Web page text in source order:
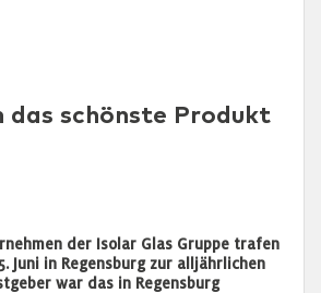
das schönste Produkt
der Isolar Glas Gruppe trafen
Juni in Regensburg zur alljährlichen
war das in Regensburg